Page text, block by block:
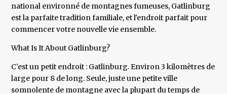
national environné de montagnes fumeuses, Gatlinburg
est la parfaite tradition familiale, et l'endroit parfait pour
commencer votre nouvelle vie ensemble.
What Is It About Gatlinburg?
C'est un petit endroit : Gatlinburg. Environ 3 kilomètres de
large pour 8 de long. Seule, juste une petite ville
somnolente de montagne avec la plupart du temps de